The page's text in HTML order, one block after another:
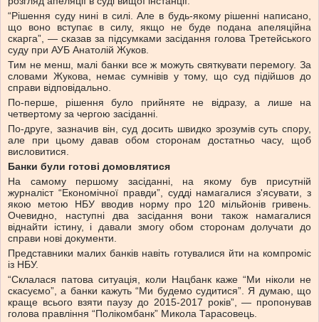
“Рішення суду нині в силі. Але в будь-якому рішенні написано,
що воно вступає в силу, якщо не буде подана апеляційна
скарга”, — сказав за підсумками засідання голова Третейського
суду при АУБ Анатолій Жуков.
Тим не менш, малі банки все ж можуть святкувати перемогу. За
словами Жукова, немає сумнівів у тому, що суд підійшов до
справи відповідально.
По-перше, рішення було прийняте не відразу, а лише на
четвертому за чергою засіданні.
По-друге, зазначив він, суд досить швидко зрозумів суть спору,
але при цьому давав обом сторонам достатньо часу, щоб
висловитися.
Банки були готові домовлятися
На самому першому засіданні, на якому був присутній
журналіст “Економічної правди”, судді намагалися з'ясувати, з
якою метою НБУ вводив норму про 120 мільйонів гривень.
Очевидно, наступні два засідання вони також намагалися
віднайти істину, і давали змогу обом сторонам долучати до
справи нові документи.
Представники малих банків навіть готувалися йти на компроміс
із НБУ.
“Склалася патова ситуація, коли Нацбанк каже “Ми ніколи не
скасуємо”, а банки кажуть “Ми будемо судитися”. Я думаю, що
краще всього взяти паузу до 2015-2017 років”, — пропонував
голова правління “Полікомбанк” Микола Тарасовець.